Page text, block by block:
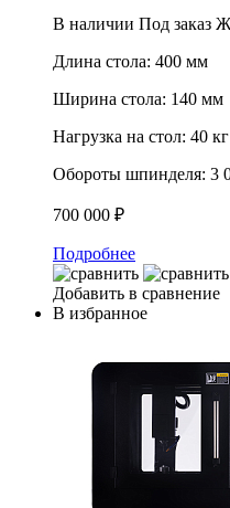
В наличии Под заказ
Длина стола: 400 мм
Ширина стола: 140 мм
Нагрузка на стол: 40 кг
Обороты шпинделя: 3
700 000 ₽
Подробнее
Добавить в сравнение
В избранное